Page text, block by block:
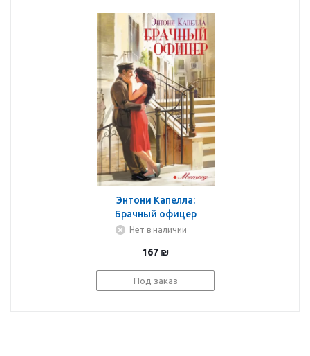
Энтони Капелла:
Брачный офицер
Нет в наличии
167 ₪
Под заказ